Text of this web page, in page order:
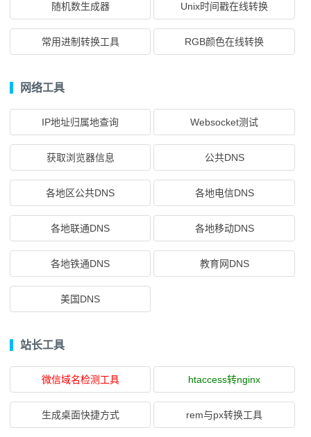
随机数生成器 Unix时间戳在线转换
常用进制转换工具 RGB颜色在线转换
网络工具
IP地址归属地查询 Websocket测试
获取浏览器信息 公共DNS
各地区公共DNS 各地电信DNS
各地联通DNS 各地移动DNS
各地铁通DNS 教育网DNS
美国DNS
站长工具
微信域名检测工具 htaccess转nginx
生成桌面快捷方式 rem与px转换工具